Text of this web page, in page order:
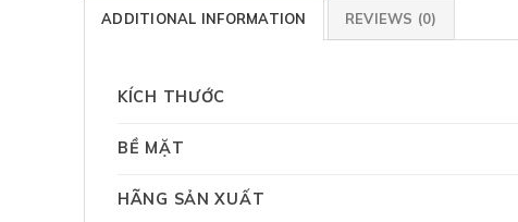
ADDITIONAL INFORMATION REVIEWS (0)
KÍCH THƯỚC
BỀ MẶT
HÃNG SẢN XUẤT